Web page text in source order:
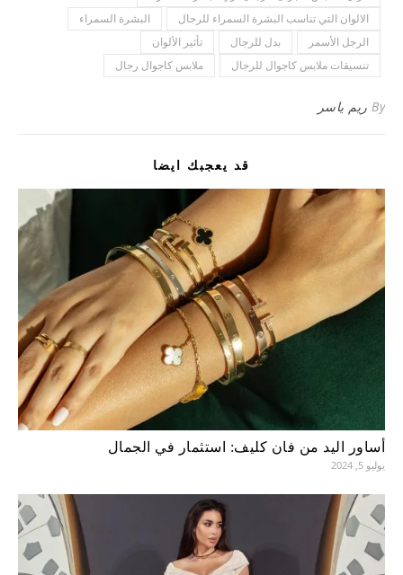
الالوان التي تناسب البشرة السمراء للرجال
البشرة السمراء
الرجل الأسمر
بدل للرجال
تأثير الألوان
تنسيقات ملابس كاجوال للرجال
ملابس كاجوال رجال
By ريم ياسر
قد يعجبك ايضا
أساور اليد من فان كليف: استثمار في الجمال
يوليو 5, 2024